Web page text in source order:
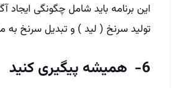
این برنامه باید شامل چگونگی ایجاد
تولید سرنخ ( لید ) و تبدیل سرنخ
6- همیشه پیگیری کنید